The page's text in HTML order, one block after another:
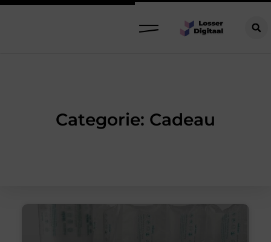
Categorie: Cadeau